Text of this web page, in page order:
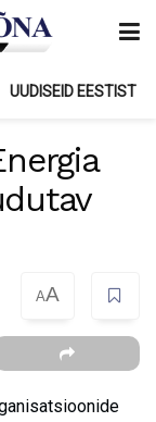
UUDISEID EESTIST
AA